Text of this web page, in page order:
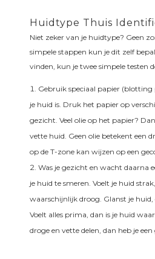
Huidtype Thuis
Niet zeker van je huidtype? Geen
simpele stappen kun je dit zelf
vinden, kun je twee simpele testen
Gebruik speciaal papier (blotting
je huid is. Druk het papier op
gezicht. Veel olie op het papier?
vette huid. Geen olie betekent een
op de T-zone kan wijzen op een
Was je gezicht en wacht daarna
je huid te smeren. Voelt je huid
waarschijnlijk droog. Glanst je huid,
Voelt alles prima, dan is je huid
droge en vette delen, dan heb je